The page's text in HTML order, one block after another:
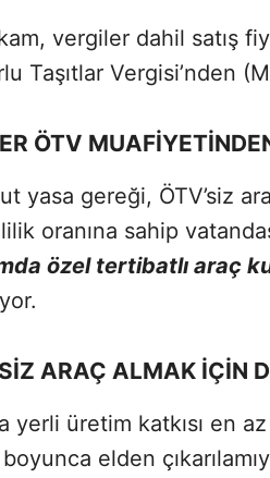
vergiler dahil satış
Taşıtlar Vergisi’nden
ÖTV
yasa gereği, ÖTV’siz
oranına sahip
özel tertibatlı araç
ARAÇ ALMAK İÇİN
yerli üretim katkısı en
boyunca elden